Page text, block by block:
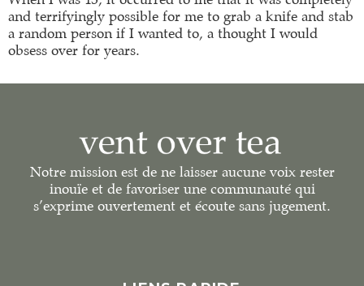
and terrifyingly possible for me to grab a knife and stab
a random person if I wanted to, a thought I would
obsess over for years.
Notre mission est de ne laisser aucune voix rester
inouïe et de favoriser une communauté qui
s’exprime ouvertement et écoute sans jugement.